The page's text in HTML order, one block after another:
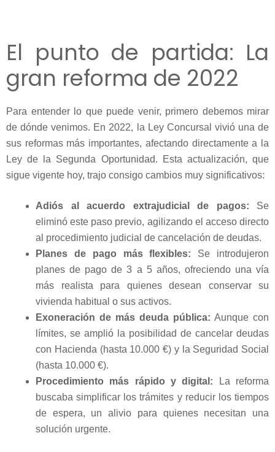
El punto de partida: La
gran reforma de 2022
Para entender lo que puede venir, primero debemos mirar
de dónde venimos. En 2022, la Ley Concursal vivió una de
sus reformas más importantes, afectando directamente a la
Ley de la Segunda Oportunidad. Esta actualización, que
sigue vigente hoy, trajo consigo cambios muy significativos:
Adiós al acuerdo extrajudicial de pagos: Se
eliminó este paso previo, agilizando el acceso directo
al procedimiento judicial de cancelación de deudas.
Planes de pago más flexibles: Se introdujeron
planes de pago de 3 a 5 años, ofreciendo una vía
más realista para quienes desean conservar su
vivienda habitual o sus activos.
Exoneración de más deuda pública: Aunque con
límites, se amplió la posibilidad de cancelar deudas
con Hacienda (hasta 10.000 €) y la Seguridad Social
(hasta 10.000 €).
Procedimiento más rápido y digital: La reforma
buscaba simplificar los trámites y reducir los tiempos
de espera, un alivio para quienes necesitan una
solución urgente.